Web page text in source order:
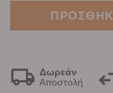
Δωρεάν
Αποστολή